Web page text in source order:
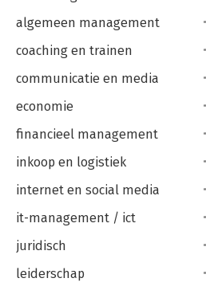
algemeen management
coaching en trainen
communicatie en media
economie
financieel management
inkoop en logistiek
internet en social media
it-management / ict
juridisch
leiderschap